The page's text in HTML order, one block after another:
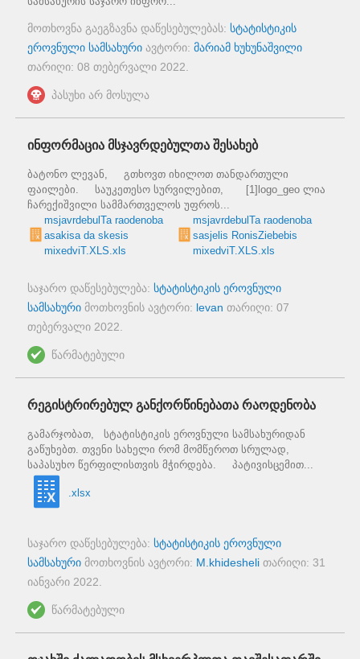
მოთხოვნა გაეგზავნა დაწესებულებას: სტატისტიკის
ეროვნული სამსახური ავტორი: მარიამ ხუხუნაშვილი
თარიღი: 08 თებერვალი 2022.
პასუხი არ მოსულა
ინფორმაცია მსჯავრდებულთა შესახებ
ბატონო ლევან, გთხოვთ იხილოთ თანდართული
ფაილები. საუკეთესო სურვილებით, [1]logo_geo ლია
ჩარექიშვილი სამმართველოს უფროს...
msjavrdebulTa raodenoba
asakisa da skesis
mixedviT.XLS.xls
msjavrdebulTa raodenoba
sasjelis RonisZiebebis
mixedviT.XLS.xls
საჯარო დაწესებულება: სტატისტიკის ეროვნული
სამსახური მოთხოვნის ავტორი: levan თარიღი: 07
თებერვალი 2022.
წარმატებული
რეგისტრირებულ განქორწინებათა რაოდენობა
გამარჯობათ, სტატისტიკის ეროვნული სამსახურიდან
გაწუხებთ. თვენი სახელი რომ მომწეროთ სრულად,
საპასუხო წერფილისთვის მჭირდება. პატივისცემით...
.xlsx
საჯარო დაწესებულება: სტატისტიკის ეროვნული
სამსახური მოთხოვნის ავტორი: M.khidesheli თარიღი: 31
იანვარი 2022
წარმატებული